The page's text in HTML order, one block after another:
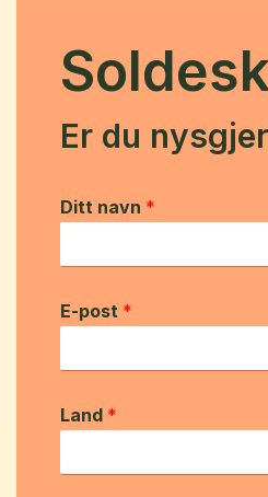
Er du
Ditt navn *
E-post *
Land *